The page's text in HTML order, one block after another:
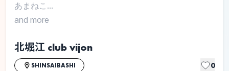
あまねこ...
and more
北堀江 club vijon
SHINSAIBASHI 0